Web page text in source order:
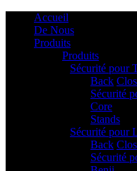
Accueil
De Nous
Produits
Produits
Sécurité pour
Back
Sécurité
Core
Stands
Sécurité pour
Back
Sécurité